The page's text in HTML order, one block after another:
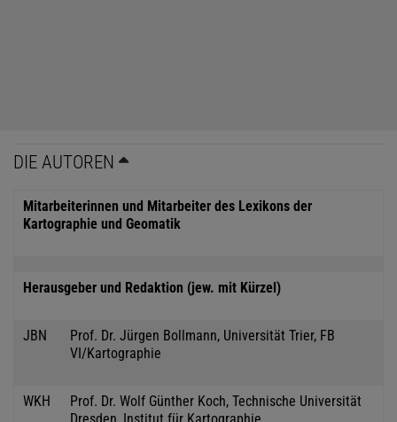
DIE AUTOREN
Mitarbeiterinnen und Mitarbeiter des Lexikons der
Kartographie und Geomatik
Herausgeber und Redaktion (jew. mit Kürzel)
JBN
Prof. Dr. Jürgen Bollmann, Universität Trier, FB
VI/Kartographie
WKH
Prof. Dr. Wolf Günther Koch, Technische Universität
Dresden, Institut für Kartographie